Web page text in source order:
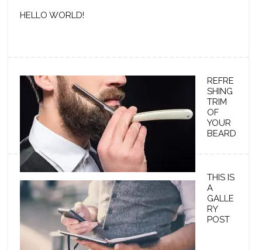
HELLO WORLD!
REFRE
SHING
TRIM
OF
YOUR
BEARD
THIS IS
A
GALLE
RY
POST